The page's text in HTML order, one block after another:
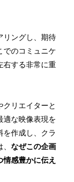
リングし、期待
でのコミュニケ
右する非常に重
クリエイターと
適な映像表現を
を作成し、クラ
、なぜこの企画
感豊かに伝え